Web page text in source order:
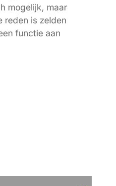
mogelijk, maar
reden is zelden
functie aan